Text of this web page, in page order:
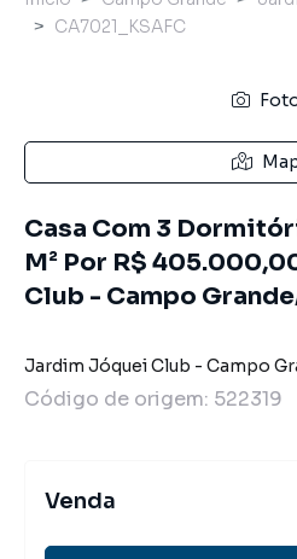
CA7021_KSAFC
Casa Com 3
M² Por R$
Club - Campo
Jardim Jóquei Club - Campo
Código de origem: 522319
Venda